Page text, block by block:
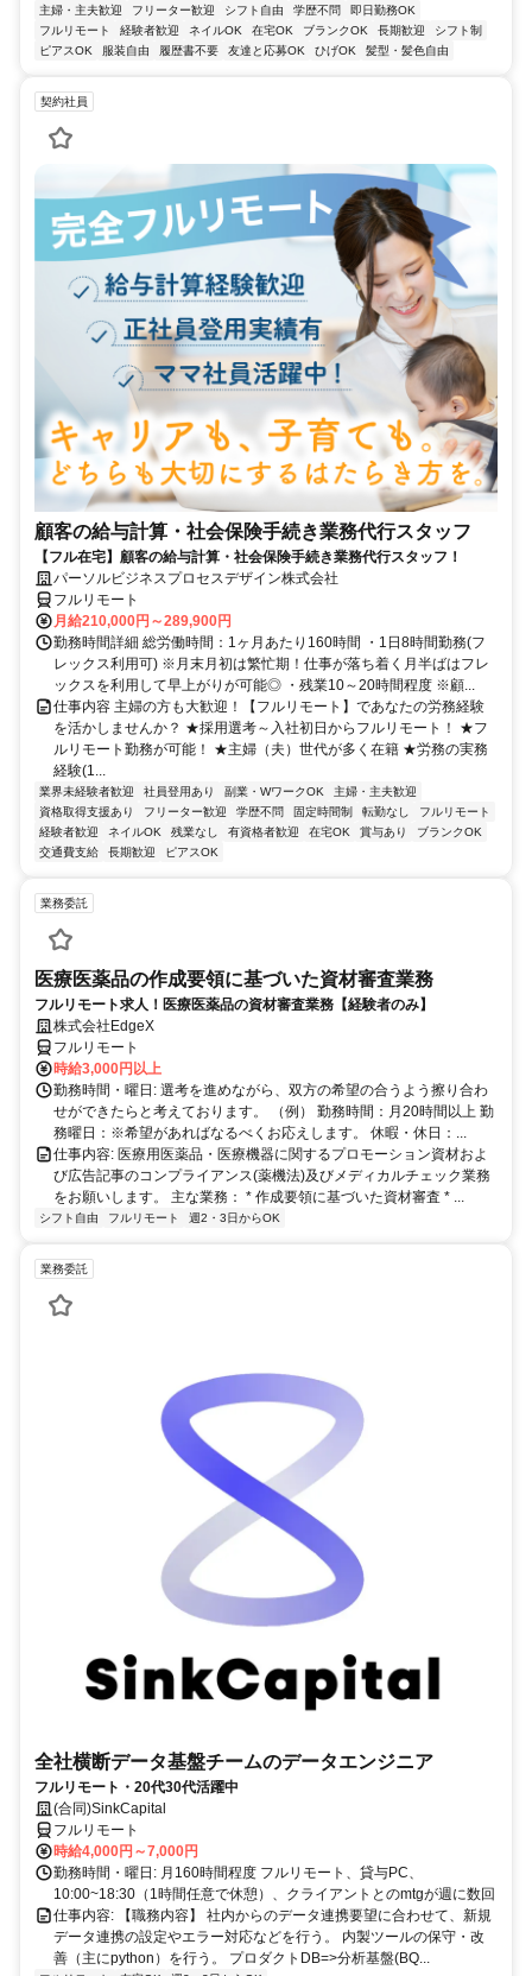
主婦・主夫歓迎 フリーター歓迎 シフト自由 学歴不問
即日勤務OK
フルリモート
経験者歓迎 ネイルOK 在宅OK ブランクOK 長期歓迎
シフト制
ピアスOK
服装自由 履歴書不要 友達と応募OK ひげOK 髪型・髪色自由
契約社員
顧客の給与計算・社会保険手続き業務代行スタッフ
【フル在宅】顧客の給与計算・社会保険手続き業務代行スタッフ！
パーソルビジネスプロセスデザイン株式会社
フルリモート
月給210,000円～289,900円
勤務時間詳細 総労働時間：1ヶ月あたり160時間 ・1日8時間勤務(フ
レックス利用可) ※月末月初は繁忙期！仕事が落ち着く月半ばはフレ
ックスを利用して早上がりが可能◎ ・残業10～20時間程度 ※顧...
仕事内容 主婦の方も大歓迎！【フルリモート】であなたの労務経験
を活かしませんか？ ★採用選考～入社初日からフルリモート！ ★フ
ルリモート勤務が可能！ ★主婦（夫）世代が多く在籍 ★労務の実務
経験(1...
業界未経験者歓迎 社員登用あり 副業・WワークOK
主婦・主夫歓迎
資格取得支援あり
フリーター歓迎 学歴不問 固定時間制 転勤なし
フルリモート
経験者歓迎
ネイルOK 残業なし 有資格者歓迎 在宅OK 賞与あり
ブランクOK
交通費支給
長期歓迎 ピアスOK
業務委託
医療医薬品の作成要領に基づいた資材審査業務
フルリモート求人！医療医薬品の資材審査業務【経験者のみ】
株式会社EdgeX
フルリモート
時給3,000円以上
勤務時間・曜日: 選考を進めながら、双方の希望の合うよう擦り合わ
せができたらと考えております。 （例） 勤務時間：月20時間以上 勤
務曜日：※希望があればなるべくお応えします。 休暇・休日：...
仕事内容: 医療用医薬品・医療機器に関するプロモーション資材およ
び広告記事のコンプライアンス(薬機法)及びメディカルチェック業務
をお願いします。 主な業務： * 作成要領に基づいた資材審査 * ...
シフト自由 フルリモート 週2・3日からOK
業務委託
全社横断データ基盤チームのデータエンジニア
フルリモート・20代30代活躍中
(合同)SinkCapital
フルリモート
時給4,000円～7,000円
勤務時間・曜日: 月160時間程度 フルリモート、貸与PC、
10:00~18:30（1時間任意で休憩）、クライアントとのmtgが週に数回
仕事内容: 【職務内容】 社内からのデータ連携要望に合わせて、新規
データ連携の設定やエラー対応などを行う。 内製ツールの保守・改
善（主にpython）を行う。 プロダクトDB=>分析基盤(BQ...